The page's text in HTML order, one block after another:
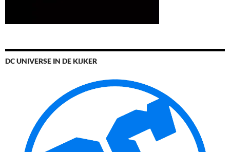
DC UNIVERSE IN DE KIJKER